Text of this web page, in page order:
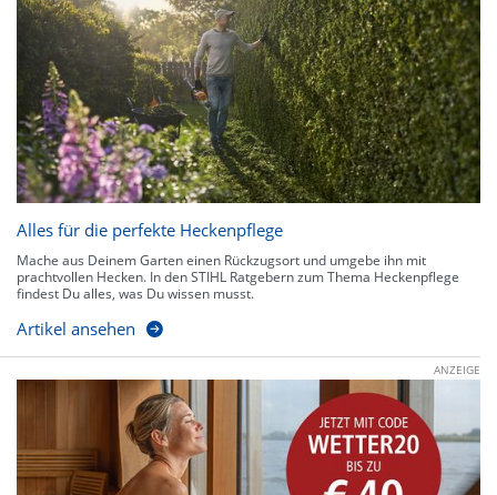
Alles für die perfekte Heckenpflege
Mache aus Deinem Garten einen Rückzugsort und umgebe ihn mit
prachtvollen Hecken. In den STIHL Ratgebern zum Thema Heckenpflege
findest Du alles, was Du wissen musst.
Artikel ansehen
ANZEIGE